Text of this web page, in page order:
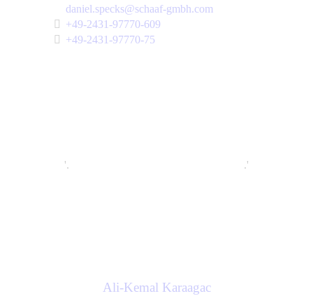
daniel.specks@schaaf-gmbh.com
+49-2431-97770-609
+49-2431-97770-75
'. .'
Ali-Kemal Karaagac